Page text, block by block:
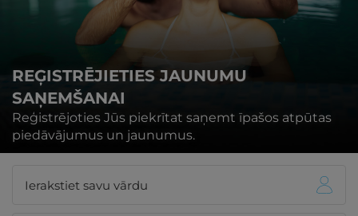
REĢISTRĒJIETIES JAUNUMU
SAŅEMŠANAI
Reģistrējoties Jūs piekrītat saņemt īpašos atpūtas
piedāvājumus un jaunumus.